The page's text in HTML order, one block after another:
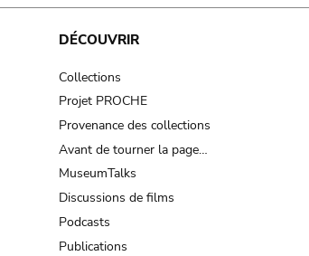
DÉCOUVRIR
Collections
Projet PROCHE
Provenance des collections
Avant de tourner la page…
MuseumTalks
Discussions de films
Podcasts
Publications